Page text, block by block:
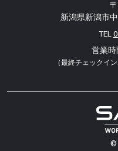
新潟県新潟市
TEL
営業時
（最終チェックイ
©